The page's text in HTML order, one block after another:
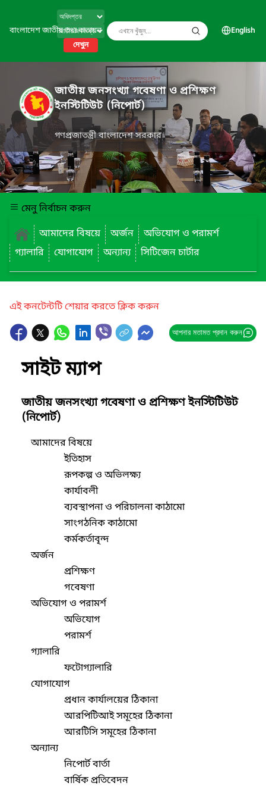
বাংলাদেশ জাতীয় তথ্য বাতায়ন
দেখুন
English
জাতীয় জনসংখ্যা গবেষণা ও প্রশিক্ষণ
ইনস্টিটিউট (নিপোর্ট)
গণপ্রজাতন্ত্রী বাংলাদেশ সরকার
মেনু নির্বাচন করুন
আমাদের বিষয়ে
অর্জন
অভিযোগ ও পরামর্শ
গ্যালারি
যোগাযোগ অন্যান্য সিটিজেন চার্টার
এই কনটেন্টটি শেয়ার করতে ক্লিক করুন
আপনার মতামত প্রদান করুন
সাইট ম্যাপ
জাতীয় জনসংখ্যা গবেষণা ও প্রশিক্ষণ ইনস্টিটিউট
(নিপোর্ট)
আমাদের বিষয়ে
ইতিহাস
রূপকল্প ও অভিলক্ষ্য
কার্যাবলী
ব্যবস্থাপনা ও পরিচালনা কাঠামো
সাংগঠনিক কাঠামো
কর্মকর্তাবৃন্দ
অর্জন
প্রশিক্ষণ
গবেষণা
অভিযোগ ও পরামর্শ
অভিযোগ
পরামর্শ
গ্যালারি
ফটোগ্যালারি
যোগাযোগ
প্রধান কার্যালয়ের ঠিকানা
আরপিটিআই সমূহের ঠিকানা
আরটিসি সমূহের ঠিকানা
অন্যান্য
নিপোর্ট বার্তা
বার্ষিক প্রতিবেদন